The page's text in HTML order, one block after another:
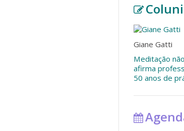
Giane Gatti
Meditação
afirma
50 anos de